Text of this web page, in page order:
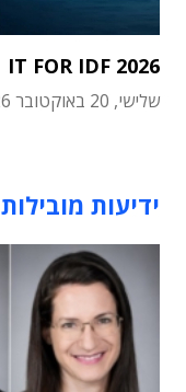
IT FOR IDF 2026
שלישי, 20 באוקטובר 2026
ידיעות מובילות